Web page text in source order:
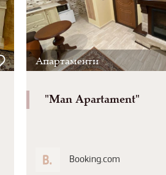
Апартаменти
"Man Apartament"
Booking.com